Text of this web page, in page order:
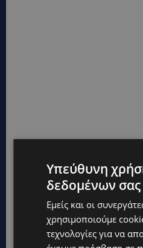
Hot this week
UPDATES
Ο κατασκευαστικός
δυναμική εν μέσω
UPDATES
Υπεύθυνη
δεδομένων σας
Εμείς και οι
χρησιμοποιούμε
τεχνολογίες για να